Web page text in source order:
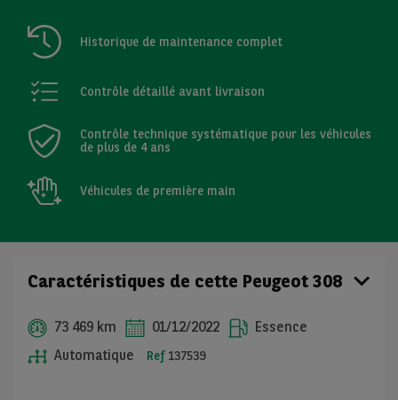
Historique de maintenance complet
Contrôle détaillé avant livraison
Contrôle technique systématique pour les véhicules
de plus de 4 ans
Véhicules de première main
Caractéristiques de cette Peugeot 308
73 469 km 01/12/2022
Essence
Automatique
Ref 137539